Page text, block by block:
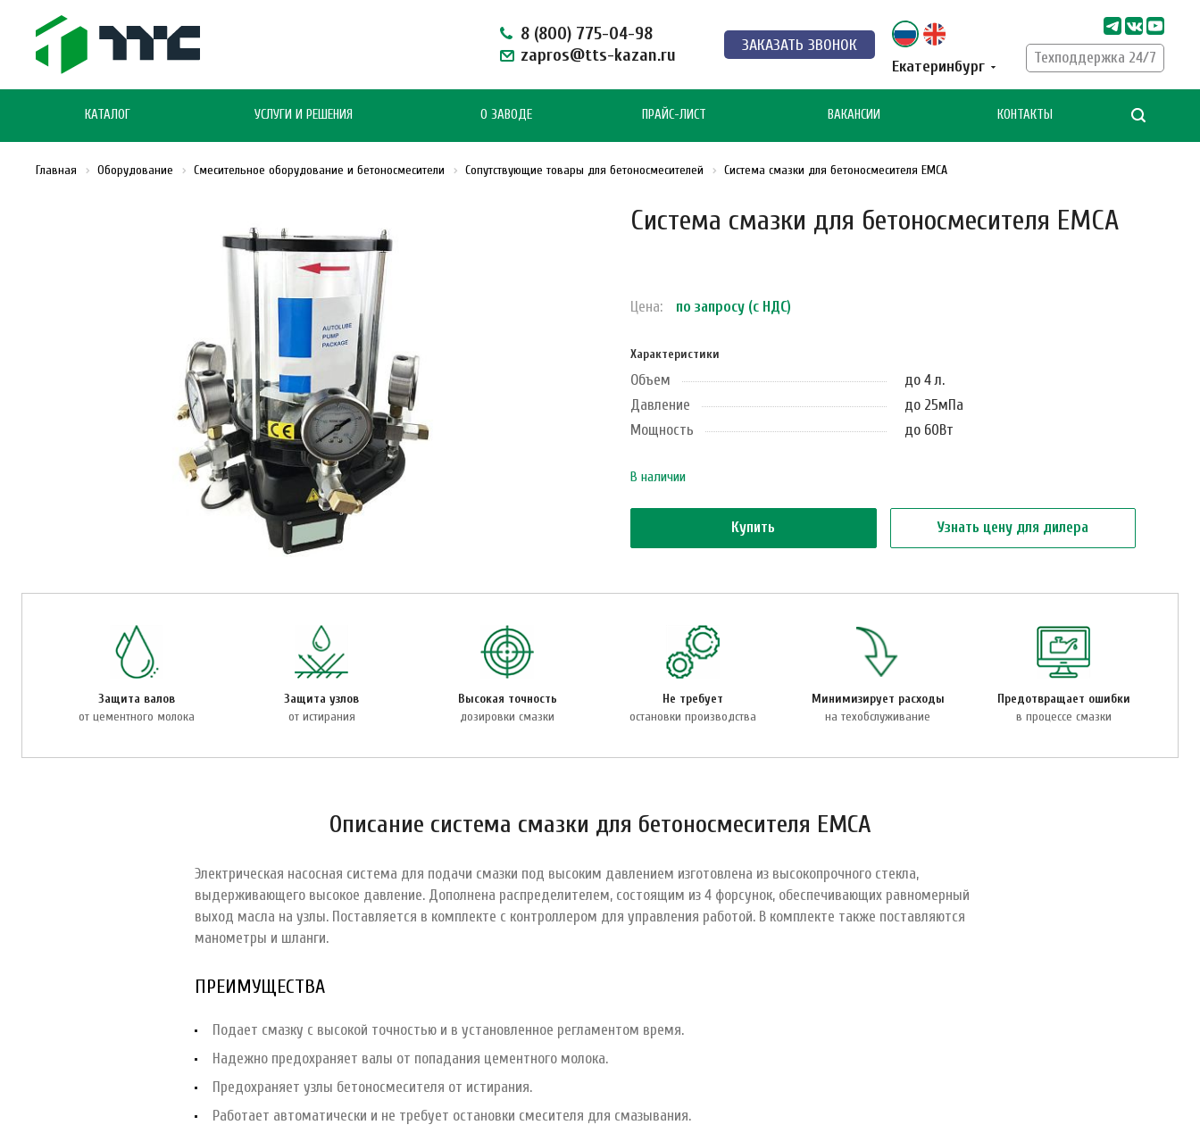
8 (800) 775-04-98
zapros@tts-kazan.ru
ЗАКАЗАТЬ ЗВОНОК
Екатеринбург
Техподдержка 24/7
КАТАЛОГ УСЛУГИ И РЕШЕНИЯ О ЗАВОДЕ ПРАЙС-ЛИСТ ВАКАНСИИ КОНТАКТЫ
Главная Оборудование Смесительное оборудование и бетоносмесители Сопутствующие товары для бетоносмесителей Система смазки для бетоносмесителя ЕМСА
Система смазки для бетоносмесителя ЕМСА
Цена: по запросу (с НДС)
Характеристики
Объем
до 4 л.
Давление
до 25мПа
Мощность
до 60Вт
В наличии
Купить Узнать цену для дилера
Защита валов
от цементного молока
Защита узлов
от истирания
Высокая точность
дозировки смазки
Не требует
остановки производства
Минимизирует расходы
на техобслуживание
Предотвращает ошибки
в процессе смазки
Описание система смазки для бетоносмесителя ЕМСА
Электрическая насосная система для подачи смазки под высоким давлением изготовлена из высокопрочного стекла,
выдерживающего высокое давление. Дополнена распределителем, состоящим из 4 форсунок, обеспечивающих равномерный
выход масла на узлы. Поставляется в комплекте с контроллером для управления работой. В комплекте также поставляются
манометры и шланги.
ПРЕИМУЩЕСТВА
Подает смазку с высокой точностью и в установленное регламентом время.
Надежно предохраняет валы от попадания цементного молока.
Предохраняет узлы бетоносмесителя от истирания.
Работает автоматически и не требует остановки смесителя для смазывания.